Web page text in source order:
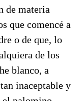
de materia
que comencé a
o de que, lo
de los
blanco, a
inaceptable y